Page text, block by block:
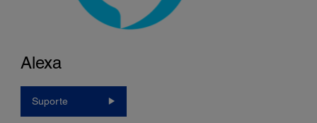
Alexa
Suporte